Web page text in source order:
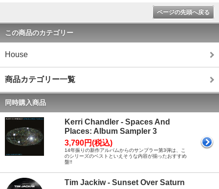
ページの先頭へ戻る
この商品のカテゴリー
House
商品カテゴリー一覧
同時購入商品
Kerri Chandler - Spaces And
Places: Album Sampler 3
3,790円(税込)
14年振りの新作アルバムからのサンプラー第3弾は、こ
のシリーズのベストといえそうな内容が揃ったおすすめ
盤!!
Tim Jackiw - Sunset Over Saturn